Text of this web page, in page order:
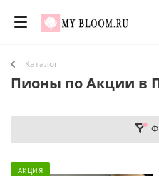
Каталог
Пионы по Акции в
АКЦИЯ